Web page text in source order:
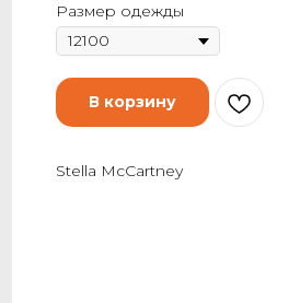
Размер одежды
В корзину
Stella McCartney